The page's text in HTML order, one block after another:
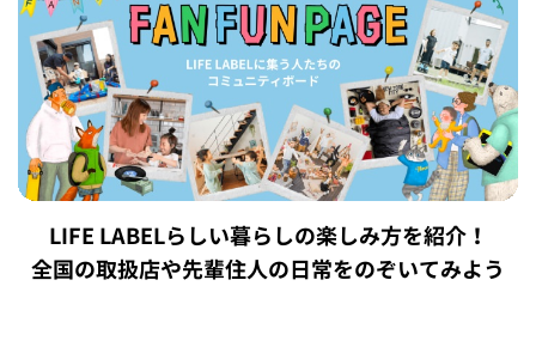
LIFE LABELらしい暮らしの楽しみ方を紹介！
全国の取扱店や先輩住人の日常をのぞいてみよう